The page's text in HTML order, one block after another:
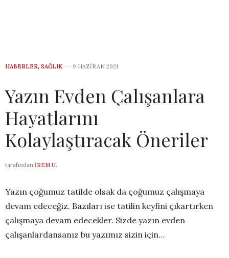
HABERLER, SAĞLIK 9 HAZIRAN 2021
Yazın Evden Çalışanlara
Hayatlarını
Kolaylaştıracak Öneriler
tarafından İREM U.
Yazın çoğumuz tatilde olsak da çoğumuz çalışmaya
devam edeceğiz. Bazıları ise tatilin keyfini çıkartırken
çalışmaya devam edecekler. Sizde yazın evden
çalışanlardansanız bu yazımız sizin için…